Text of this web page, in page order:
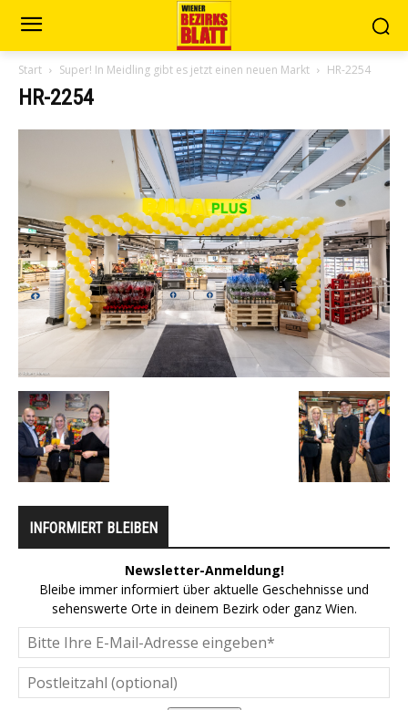
Start Super! In Meidling gibt es jetzt einen neuen Markt HR-2254
HR-2254
INFORMIERT BLEIBEN
Newsletter-Anmeldung!
Bleibe immer informiert über aktuelle Geschehnisse und
sehenswerte Orte in deinem Bezirk oder ganz Wien.